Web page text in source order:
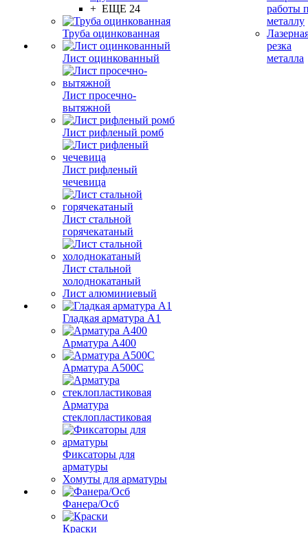
+ ЕЩЕ 24
Труба оцинкованная
Лист оцинкованный
Лист просечно-
вытяжной
Лист рифленый ромб
Лист рифленый
чечевица
Лист стальной
горячекатаный
Лист стальной
холоднокатаный
Лист алюминиевый
Гладкая арматура А1
Арматура А400
Арматура A500C
Арматура
стеклопластиковая
Фиксаторы для
арматуры
Хомуты для арматуры
Фанера/Осб
Краски
работы
металлу
резка
металла